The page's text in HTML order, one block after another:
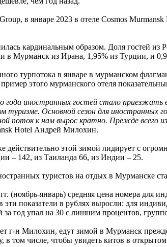
в январе 2023 в отеле Cosmos
кардинальным образом. Доля гостей
в Мурманск из Ирана, 1,95% из Турции, и
турпотока в январе в мурманском
этого мурманского отеля
года иностранных гостей стало приезжать
туризме. Основной сезон для
поток к нам вырос кратно. Прежде
Hotel Андрей Милохин.
этой зимой лидирует с
– 142, из Таиланда 66, из Индии – 25.
туристов на отдых в Мурманске
(ноябрь-январь) средняя цена номера для
эти показатели в рублях выросли: для
за год упал на 30 с лишним процентов,
г-н Милохин, едут зимой в Мурманск
в том числе, чтобы увидеть китов в